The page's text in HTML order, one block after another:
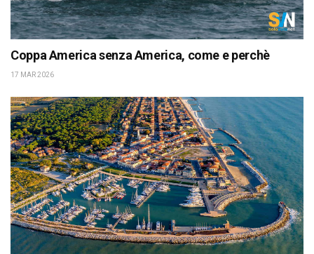
Coppa America senza America, come e perchè
17 MAR 2026